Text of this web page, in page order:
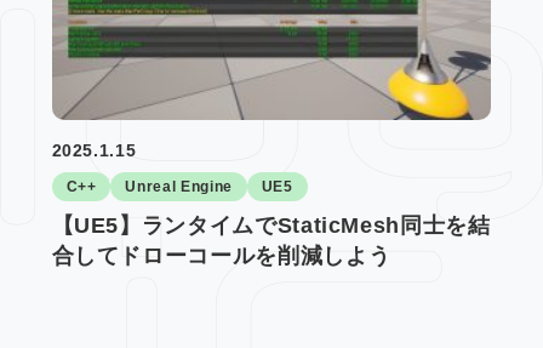
2025.1.15
C++ Unreal Engine UE5
【UE5】ランタイムでStaticMesh同士を結
合してドローコールを削減しよう